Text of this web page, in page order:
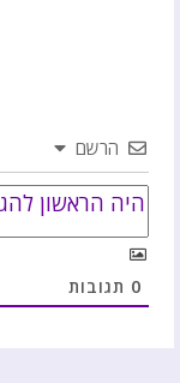
הרשם
0 תגובות